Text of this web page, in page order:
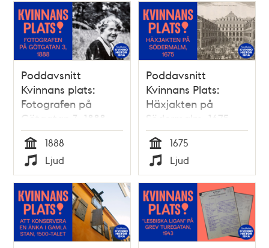
Poddavsnitt
Kvinnans plats:
Fotografen på
Götgatan 3, 1888
Tid
1888
Typ
Ljud
Poddavsnitt
Kvinnans Plats:
Häxjakten på
Södermalm, 1675
Tid
1675
Typ
Ljud